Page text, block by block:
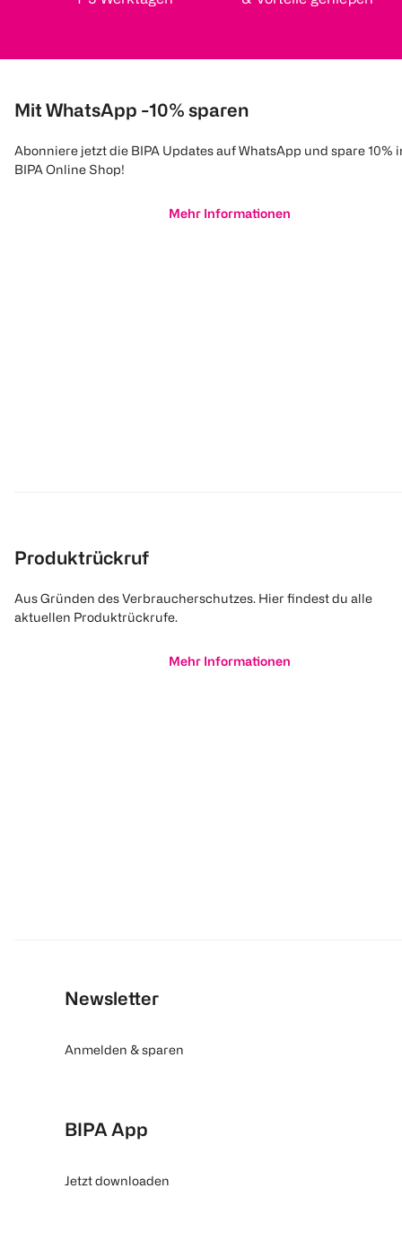
Mit WhatsApp -10% sparen
Abonniere jetzt die BIPA Updates auf WhatsApp und spare 10%
BIPA Online Shop!
Mehr Informationen
Produktrückruf
Aus Gründen des Verbraucherschutzes. Hier findest du alle
aktuellen Produktrückrufe.
Mehr Informationen
Newsletter
Anmelden & sparen
BIPA App
Jetzt downloaden